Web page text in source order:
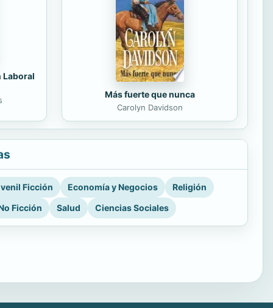
Laboral
Más fuerte que nunca
Carolyn Davidson
Ficción Economía y Negocios
Religión
Ficción
Salud Ciencias Sociales